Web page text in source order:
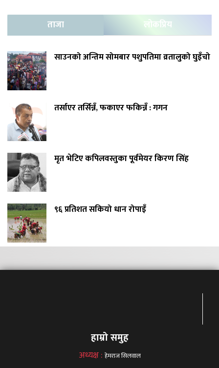
ताजा लोकप्रिय
साउनको अन्तिम सोमबार पशुपतिमा व्रतालुको घुइँचो
तर्साएर तर्सिन्नँ, फकाएर फकिन्नँ : गगन
मृत भेटिए कपिलवस्तुका पूर्वमेयर किरण सिंह
९६ प्रतिशत सकियो धान रोपाइँ
हाम्रो समुह
अध्यक्ष : हेमराज सिलवाल